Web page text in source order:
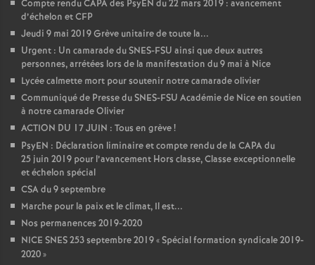
Compte rendu CAPA des PsyEN du 22 mars 2019 : avancement
d’échelon et CFP
Jeudi 9 mai 2019 Grève unitaire de toute la...
Urgent : Un camarade du SNES-FSU ainsi que deux autres
personnes, arrétées lors de la manifestation du 9 mai à Nice
Lycée calmette mort pour soutenir notre camarade olivier
Communiqué de Presse du SNES-FSU Académie de Nice en soutien
à notre camarade Olivier
ACTION DU 17 JUIN : Tous en grève!
PsyEN : Déclaration liminaire et compte rendu de la CAPA du
25 juin 2019 pour l’avancement Hors classe, Classe exceptionnelle
et échelon spécial
CSA du 9 septembre
Marche pour la paix et le climat, Il est...
Nos permanences 2019-2020
NICE SNES 253 septembre 2019 «Spécial formation syndicale 2019-
2020»